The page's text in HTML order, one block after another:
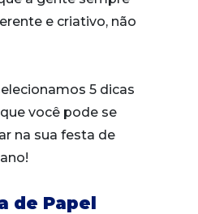
e criativo, não
5 dicas
você pode se
na sua festa de
de Papel